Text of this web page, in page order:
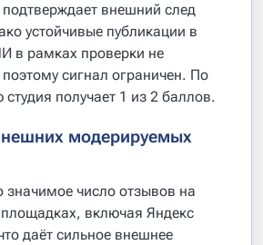
внешний след
устойчивые публикации в
в рамках проверки не
сигнал ограничен. По
получает 1 из 2 баллов.
модерируемых
число отзывов на
включая Яндекс
даёт сильное внешнее